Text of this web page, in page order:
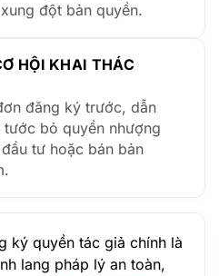
đột bản quyền.
HỘI KHAI THÁC
đăng ký trước, dẫn
bỏ quyền nhượng
tư hoặc bán bản
ký quyền tác giả chính là
lang pháp lý an toàn,